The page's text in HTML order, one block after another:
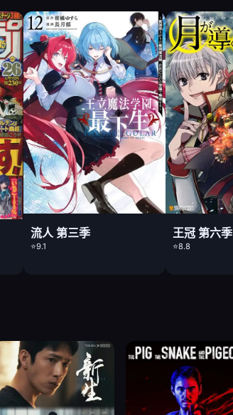
流人 第三季
⭐9.1
王冠 第六季
⭐8.8